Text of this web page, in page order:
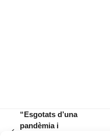
“Esgotats d’una
pandèmia i